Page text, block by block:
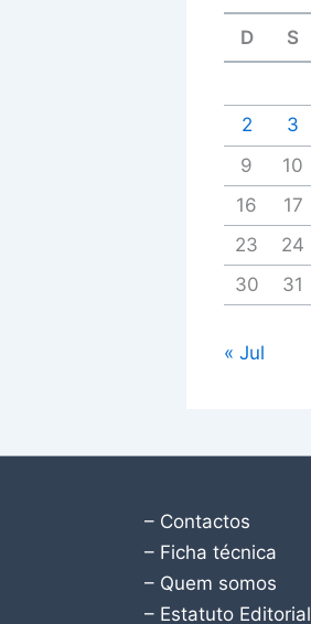
D S
2
3
9
10
16
17
23
24
30
31
« Jul
– Contactos
– Ficha técnica
– Quem somos
– Estatuto Editorial